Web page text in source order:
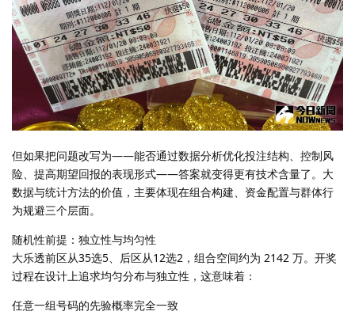
但如果把问题改写为——能否通过数据分析优化投注结构、控制风
险、提高期望回报的表现形式——答案就变得更有技术含量了。大
数据与统计方法的价值，主要体现在组合构建、资金配置与群体行
为规避三个层面。
随机性前提：独立性与均匀性
大乐透前区从35选5、后区从12选2，组合空间约为 2142 万。开奖
过程在设计上追求均匀分布与独立性，这意味着：
任意一组号码的先验概率完全一致